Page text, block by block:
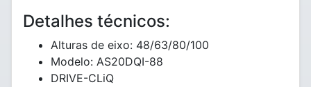
Detalhes técnicos:
Alturas de eixo: 48/63/80/100
Modelo: AS20DQI-88
DRIVE-CLiQ